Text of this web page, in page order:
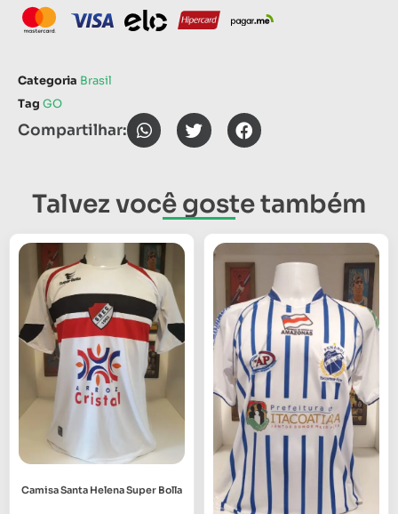
Categoria Brasil
Tag GO
Compartilhar:
Talvez você goste também
Camisa Santa Helena Super Bolla